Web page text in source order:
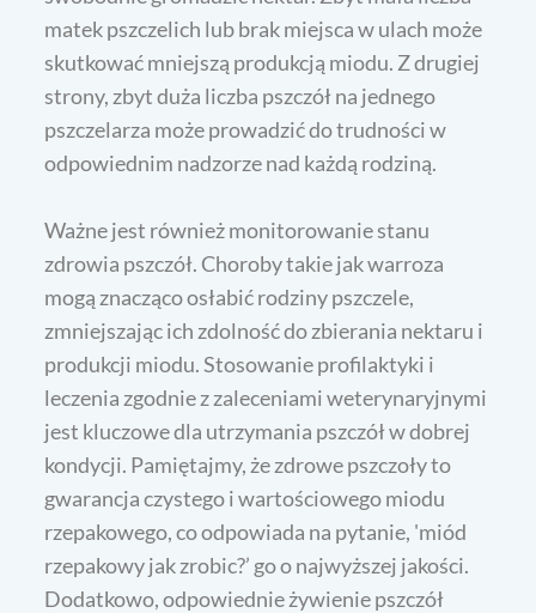
matek pszczelich lub brak miejsca w ulach może
skutkować mniejszą produkcją miodu. Z drugiej
strony, zbyt duża liczba pszczół na jednego
pszczelarza może prowadzić do trudności w
odpowiednim nadzorze nad każdą rodziną.
Ważne jest również monitorowanie stanu
zdrowia pszczół. Choroby takie jak warroza
mogą znacząco osłabić rodziny pszczele,
zmniejszając ich zdolność do zbierania nektaru i
produkcji miodu. Stosowanie profilaktyki i
leczenia zgodnie z zaleceniami weterynaryjnymi
jest kluczowe dla utrzymania pszczół w dobrej
kondycji. Pamiętajmy, że zdrowe pszczoły to
gwarancja czystego i wartościowego miodu
rzepakowego, co odpowiada na pytanie, 'miód
rzepakowy jak zrobic?’ go o najwyższej jakości.
Dodatkowo, odpowiednie żywienie pszczół